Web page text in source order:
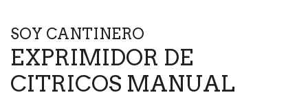
SOY CANTINERO
EXPRIMIDOR DE
CITRICOS MANUAL